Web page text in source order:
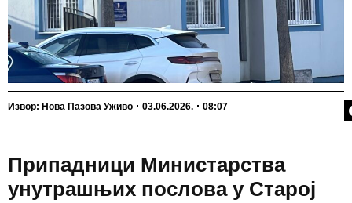
Извор: Нова Пазова Уживо 03.06.2026. 08:07
Припадници Министарства
унутрашњих послова у Старој